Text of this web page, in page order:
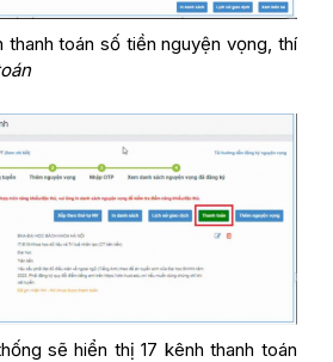
toán số tiền nguyện vọng, thí
sẽ hiển thị 17 kênh thanh toán